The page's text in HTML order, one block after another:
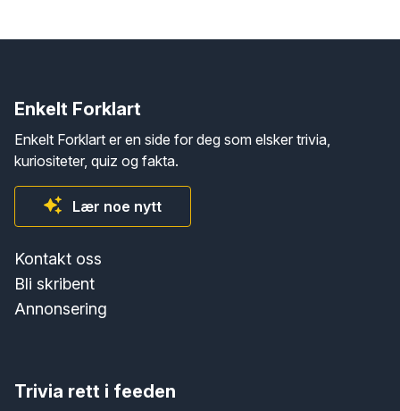
Enkelt Forklart
Enkelt Forklart er en side for deg som elsker trivia,
kuriositeter, quiz og fakta.
Lær noe nytt
Kontakt oss
Bli skribent
Annonsering
Trivia rett i feeden